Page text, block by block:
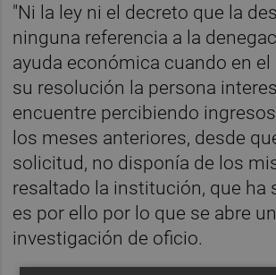
"Ni la ley ni el decreto que la
ninguna referencia a la
ayuda económica cuando en
su resolución la persona
encuentre percibiendo
los meses anteriores, desde
solicitud, no disponía de los
resaltado la institución, que ha
es por ello por lo que se abre
investigación de oficio.